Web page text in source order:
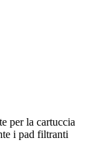
per la cartuccia
i pad filtranti